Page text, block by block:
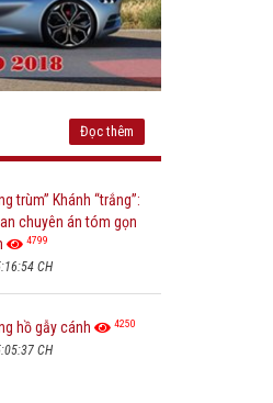
Đọc thêm
trùm” Khánh “trắng”:
chuyên án tóm gọn
4799
CH
hồ gẫy cánh 4250
CH